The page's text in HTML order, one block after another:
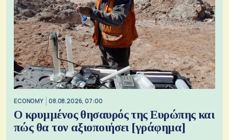
ECONOMY 08.08.2026, 07:00
Ο κρυμμένος θησαυρός της Ευρώπης και
πώς θα τον αξιοποιήσει [γράφημα]